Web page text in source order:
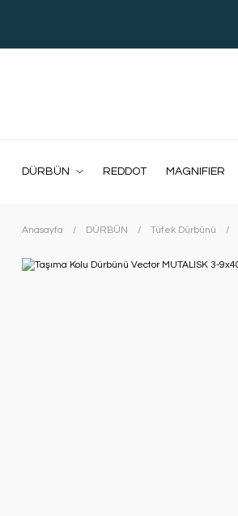
DÜRBÜN REDDOT MAGNIFIER
Anasayfa DÜRBÜN Tüfek Dürbünü